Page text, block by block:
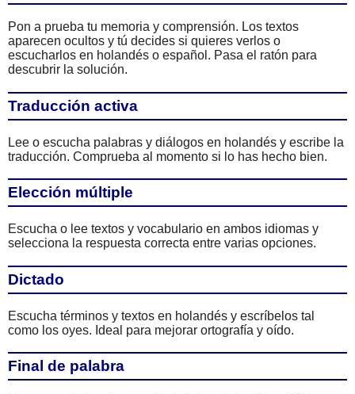
Pon a prueba tu memoria y comprensión. Los textos
aparecen ocultos y tú decides si quieres verlos o
escucharlos en holandés o español. Pasa el ratón para
descubrir la solución.
Traducción activa
Lee o escucha palabras y diálogos en holandés y escribe la
traducción. Comprueba al momento si lo has hecho bien.
Elección múltiple
Escucha o lee textos y vocabulario en ambos idiomas y
selecciona la respuesta correcta entre varias opciones.
Dictado
Escucha términos y textos en holandés y escríbelos tal
como los oyes. Ideal para mejorar ortografía y oído.
Final de palabra